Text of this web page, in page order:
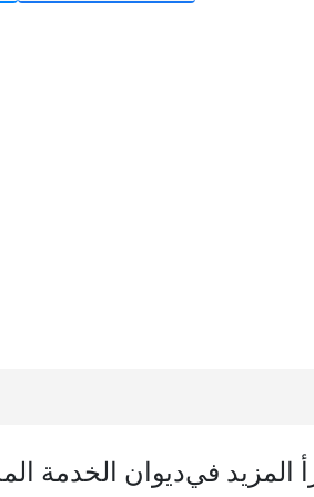
المزيد فيديوان الخدمة